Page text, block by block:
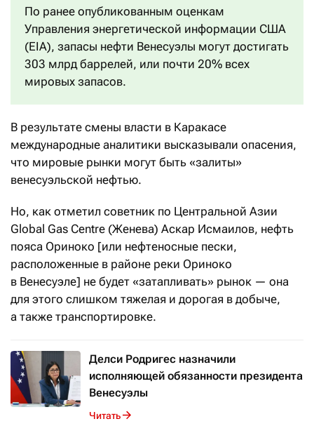
По ранее опубликованным оценкам
Управления энергетической информации США
(EIA), запасы нефти Венесуэлы могут достигать
303 млрд баррелей, или почти 20% всех
мировых запасов.
В результате смены власти в Каракасе
международные аналитики высказывали опасения,
что мировые рынки могут быть «залиты»
венесуэльской нефтью.
Но, как отметил советник по Центральной Азии
Global Gas Centre (Женева) Аскар Исмаилов, нефть
пояса Ориноко [или нефтеносные пески,
расположенные в районе реки Ориноко
в Венесуэле] не будет «затапливать» рынок — она
для этого слишком тяжелая и дорогая в добыче,
а также транспортировке.
Делси Родригес назначили
исполняющей обязанности президента
Венесуэлы
Читать